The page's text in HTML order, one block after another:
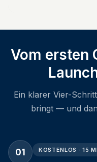
Vom ersten
Ein klarer Vier-
bringt — und
01 KOSTENLOS · 15